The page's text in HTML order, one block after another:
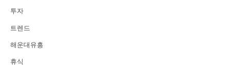
투자
트렌드
해운대유흥
휴식